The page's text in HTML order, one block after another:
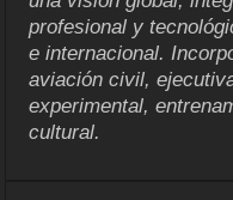
profesional y
e internacional.
aviación civil,
experimental,
cultural.